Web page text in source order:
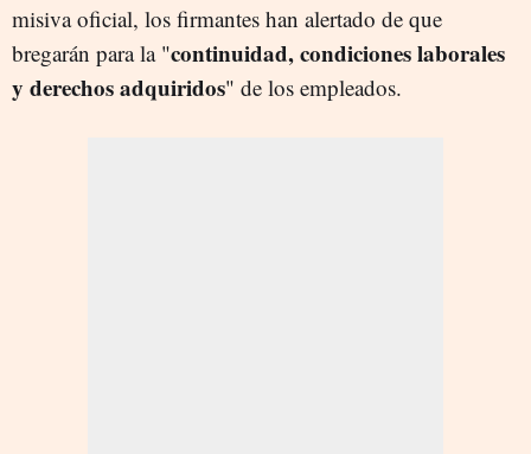
misiva oficial, los firmantes han alertado de que
bregarán para la "continuidad, condiciones laborales
y derechos adquiridos" de los empleados.